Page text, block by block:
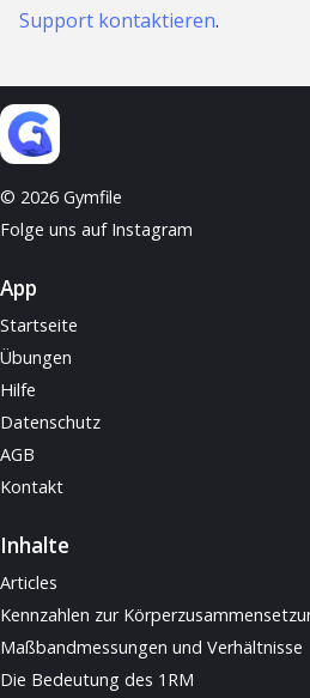
Support kontaktieren.
© 2026 Gymfile
Folge uns auf Instagram
App
Startseite
Übungen
Hilfe
Datenschutz
AGB
Kontakt
Inhalte
Articles
Kennzahlen zur
Maßbandmessungen und Verhältnisse
Die Bedeutung des 1RM